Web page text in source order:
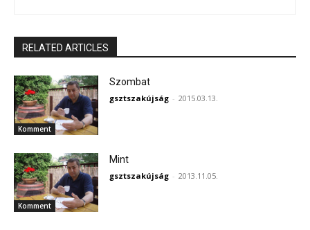
RELATED ARTICLES
Komment
Szombat
gsztszakújság - 2015.03.13.
Komment
Mint
gsztszakújság - 2013.11.05.